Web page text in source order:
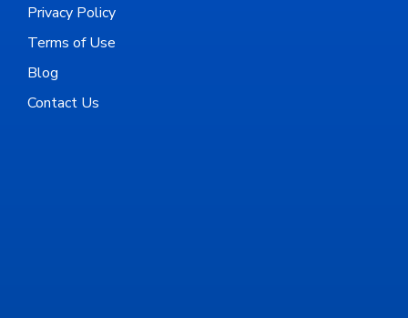
Privacy Policy
Terms of Use
Blog
Contact Us